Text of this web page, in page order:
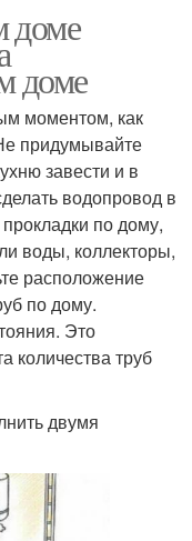
доме
доме
моментом, как
придумывайте
завести и в
водопровод в
по дому,
воды, коллекторы,
расположение
по дому.
Это
количества труб
двумя